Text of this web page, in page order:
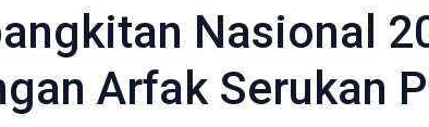
Nasional
2026,
Bupati
Pegunungan
Nasional
Arfak Serukan